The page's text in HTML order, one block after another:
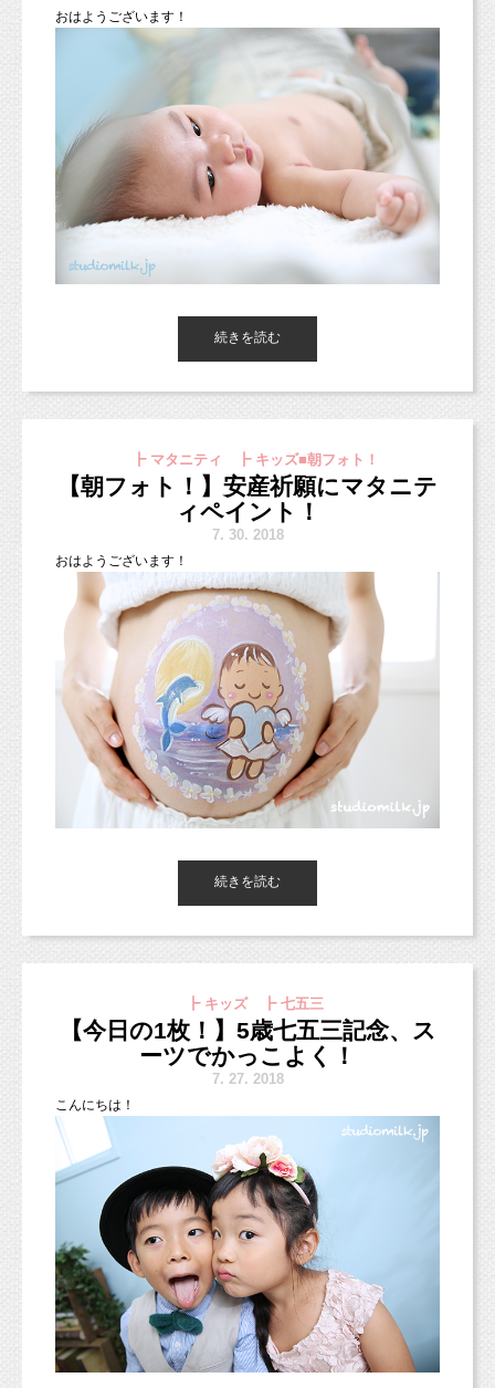
今日ブログでご紹介するのは、マタニティフォト！
（お顔隠しての掲載許可ありがとうございます！）
一緒に来てくれたのは、かわいい猫ちゃん♡
ワンちゃんと違って、遊びに来てくれている回数としては少なめ
です（＞＜）
やっぱりワンちゃんと違って、おやつをお持ちいただいて、待
こちらのピンクのドレスと、もう1つホワイトのドレスがスタジ
オに無料レンタル衣装として
ご用意しておりますので、着ていただくことが出来ます（＾＾）
（男の子も2着ご用意があります。サイズはだいたい80サイ
ズくらいです。
があります。）
スプーンやフォークもスタジオにありますが、
可愛いテーブルウェアだったり飾り付けがあればお持ちいただけ
谷区、品川区、練馬区、千代田区、中野区など２３区。
他、千葉県、埼玉県、神奈川県、宮城県、茨城県、愛知、広島
県、新潟県など他県からも多数お越しいただいております！）
■各種撮影プラン■
http://studiomilk.jp/price
■お手軽ネット予約■
https://www.itsuaki.com/yoyaku/webreserve/menusel?
str_id=829&stf_id=0
■インスタグラム■
コメント、フォローお待ちしています！
■LINEショップカード■
先日少しご紹介した七五三記念に撮影にきてくれた双子のご兄
改めてお写真ご紹介させていただきます（＾＾）
今回お友達のご紹介で遊びにきてくれました。
ご紹介ありがとうございます！
ご紹介いただいて撮影いただくと、
撮影にいらしていただいたご家族さまは、10％（トータ
ル料金）オフ、
ご紹介者さまには500円分のクオカードをプレゼ
ント♪
スタジオスタッフが誰か確認できれば適用とさせていただきま
オフは併用ができません。
割引率の良い方を優先させていただきます。
おはようございます！
東京都杉並区のフォトスタジオ「スタジオミルク」の小池加奈で
す。
今日はベビー＆キッズフォトの日です！
お越しいただく際は暑さ対策しっかりしてお越しくださいね。
8月の土日の撮影はかなり埋まってきております。
土日で撮影ご希望の皆様は早めにご予約いただければと思いま
す！
平日はまだご予約可能日ありますので、夏休み期間を活用いただ
き、
ぜひ遊びにいらしてくださいね（＾＾）
ママのマタニティフォトからお越しいただいているご家族さま♡
続きを読む
┣ マタニティ ┣ キッズ■朝フォト！
【朝フォト！】安産祈願にマタニテ
ィペイント！
7. 30. 2018
おはようございます！
東京都杉並区のフォトスタジオ「スタジオミルク」の小池加奈で
す！
土日は台風の影響を考慮してお休みとさせていただいておりまし
まだまだ台風の影響を受けている地域も多いかと思います、十分
今日の朝フォト！は、
都愛ともかさんのマタニティペイントをして撮影したママのお写
真をご紹介します（＾＾）
続きを読む
┣ キッズ ┣ 七五三
【今日の1枚！】5歳七五三記念、ス
ーツでかっこよく！
7. 27. 2018
こんにちは！